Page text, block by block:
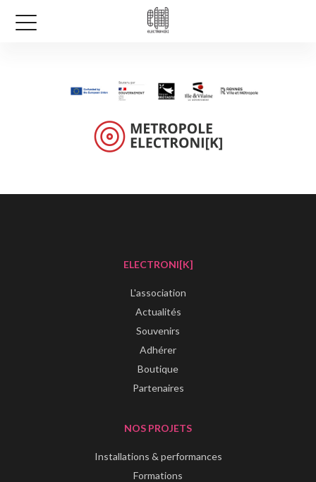
ELECTRONI[K]
L'association
Actualités
Souvenirs
Adhérer
Boutique
Partenaires
NOS PROJETS
Installations & performances
Formations